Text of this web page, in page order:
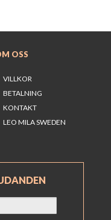
OSS
VILLKOR
BETALNING
KONTAKT
LEO MILA SWEDEN